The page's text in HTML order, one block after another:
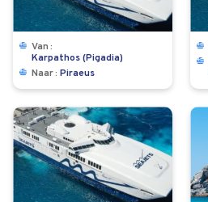
Van
Karpathos (Pigadia)
Naar
Piraeus